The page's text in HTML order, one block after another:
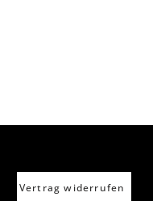
Vertrag widerrufen